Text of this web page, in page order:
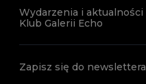
Wydarzenia i aktualności
Klub Galerii Echo
Zapisz się do newslettera